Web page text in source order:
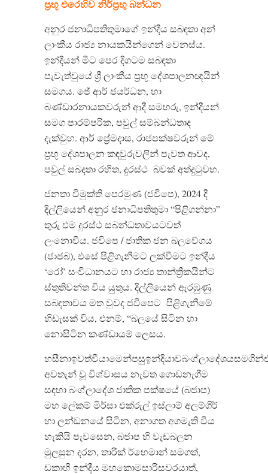
ප්‍රභූඑරෙහිවනිර්ප්‍රභුබන්ධන
අනුර ජනාධිපතිතුමාගේ ඉන්දීය සබඳතා අන්
ලාංකීය රාජ්‍ය නායකයින්ගෙන් වෙනස්ය.
ඉන්දීයන් මීට පෙර දිගටම සබඳතා
පැවැත්වුයේ ශ්‍රී ලාංකීය ප්‍රභූ දේශපාලනඥයින්
සමගය. ජේ ආර් ජයර්ධන, හා
බණ්ඩාරනායකවරුන් ආදී සමහරු, ඉන්දීයන්
සමග පාරම්පරික, පවුල් සම්බන්ධතාද
දැක්වුහ. ආර් ප්‍රේමදාස, රාජපක්ෂවරුන් මේ
ප්‍රභූ දේශපාලන කඳවුරුවලින් පැවත ආවද,
පවුල් සබදතා රහිත, දුරස්ථ බවක් අත්දුටුවහ.
ජනතා විමුක්ති පෙරමුණ(ජවිපෙ), 2024දී
දිල්ලියෙන් අනුර ජනාධිපතිතුමා“පිළිගන්නා”
තුරු එම දුරස්ථ සබන්ධතාවයටවත්
ලංනොවීය. ජවිපෙ/ජාතික ජන බලවේගය
(ජාජබ), එසේ පිළිගැනීමට ලක්වීමට ඉන්දීය
‘රෝ’ සංවිධානයට හා රාජ්‍ය තාන්ත්‍රීකයින්ට
ස්තුතිවන්ත විය යුතුය. දිල්ලියෙන් ඇරඹුණු
සබඳතාවය මත වුවද ජවිපෙට පිළිගැනීමේ
හිඩැසක් විය, එනම්, “බලයේ සිටින හා
නොසිටින කණ්ඩායම් ලෙසය.
අවතැන් වූ විශ්වාසය නැවත ගොඩනැගීම
සඳහා බංග්ලාදේශ ජාතික පක්ෂයේ(බජාප)
මහ ලේකම් මිර්සා ඵක්රුල් ඉස්ලාම් අලම්ගිර්
හා ලන්ඩනයේ සිටින, අනාගත අගමැති විය
හැකියි පැවසෙන, බජාප හි වැඩබලන
මුලසුන දරන, තාරික් ර්හෙමාන් සමගත්,
ඩකාහි ඉන්දීය මහකොමසාරිසවරයාත්,